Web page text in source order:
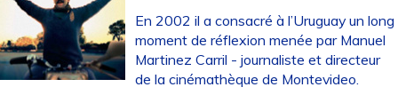
En 2002 il a consacré à l’Uruguay un long
moment de réflexion menée par Manuel
Martinez Carril - journaliste et directeur
de la cinémathèque de Montevideo.